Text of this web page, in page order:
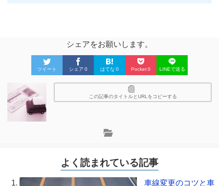
シェアをお願いします。
ツイート シェア 0 はてな 0 Pocket0 LINEで送る
この記事のタイトルとURLをコピーする
よく読まれている記事
車線変更のコツと車